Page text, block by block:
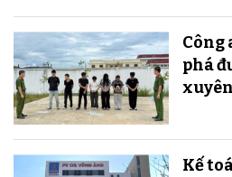
Công
phá
Kế